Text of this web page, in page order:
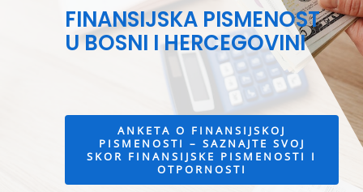
Interaktivne ankete
Video
Novosti
FINANSIJSKA PISMENOST
U BOSNI I HERCEGOVINI
ANKETA O FINANSIJSKOJ
PISMENOSTI – SAZNAJTE SVOJ
SKOR FINANSIJSKE PISMENOSTI I
OTPORNOSTI